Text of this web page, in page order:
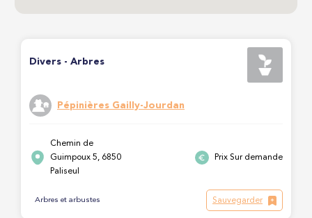
Divers - Arbres
Pépinières Gailly-Jourdan
Chemin de
Guimpoux 5, 6850
Paliseul
Prix Sur demande
Arbres et arbustes Sauvegarder